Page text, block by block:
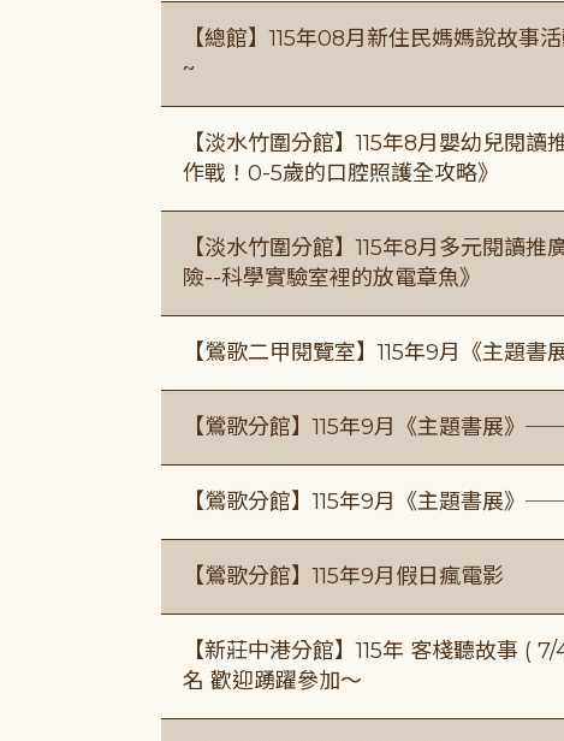
【總館】115年08月新住民媽媽說故事
~
【淡水竹圍分館】115年8月嬰幼兒閱
作戰！0-5歲的口腔照護全攻略》
【淡水竹圍分館】115年8月多元閱讀
險--科學實驗室裡的放電章魚》
【鶯歌二甲閱覽室】115年9月《主題
【鶯歌分館】115年9月《主題書展》
【鶯歌分館】115年9月《主題書展》
【鶯歌分館】115年9月假日瘋電影
【新莊中港分館】115年 客棧聽故事 (
名 歡迎踴躍參加～